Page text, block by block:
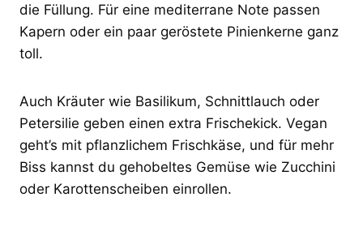
die Füllung. Für eine mediterrane Note passen
Kapern oder ein paar geröstete Pinienkerne ganz
toll.
Auch Kräuter wie Basilikum, Schnittlauch oder
Petersilie geben einen extra Frischekick. Vegan
geht’s mit pflanzlichem Frischkäse, und für mehr
Biss kannst du gehobeltes Gemüse wie Zucchini
oder Karottenscheiben einrollen.